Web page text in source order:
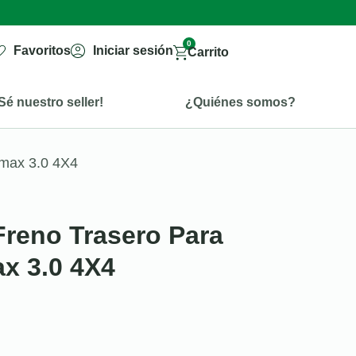
Favoritos Iniciar sesión
0
Carrito
nuestro seller! ¿Quiénes somos?
3.0 4X4
Trasero Para
3.0 4X4